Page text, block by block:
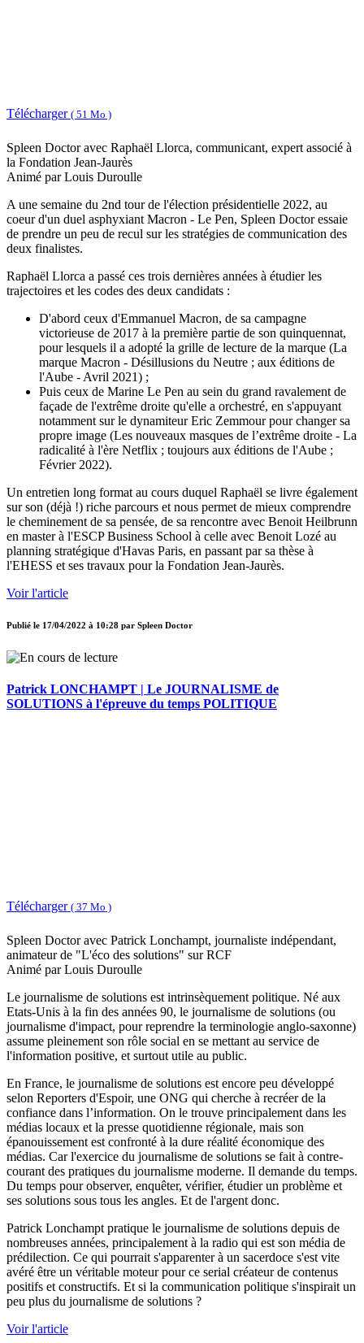
Télécharger ( 51 Mo )
Spleen Doctor avec Raphaël Llorca, communicant, expert associé à
la Fondation Jean-Jaurès
Animé par Louis Duroulle
A une semaine du 2nd tour de l'élection présidentielle 2022, au
coeur d'un duel asphyxiant Macron - Le Pen, Spleen Doctor essaie
de prendre un peu de recul sur les stratégies de communication des
deux finalistes.
Raphaël Llorca a passé ces trois dernières années à étudier les
trajectoires et les codes des deux candidats :
D'abord ceux d'Emmanuel Macron, de sa campagne
victorieuse de 2017 à la première partie de son quinquennat,
pour lesquels il a adopté la grille de lecture de la marque (La
marque Macron - Désillusions du Neutre ; aux éditions de
l'Aube - Avril 2021) ;
Puis ceux de Marine Le Pen au sein du grand ravalement de
façade de l'extrême droite qu'elle a orchestré, en s'appuyant
notamment sur le dynamiteur Eric Zemmour pour changer sa
propre image (Les nouveaux masques de l’extrême droite - La
radicalité à l'ère Netflix ; toujours aux éditions de l'Aube ;
Février 2022).
Un entretien long format au cours duquel Raphaël se livre également
sur son (déjà !) riche parcours et nous permet de mieux comprendre
le cheminement de sa pensée, de sa rencontre avec Benoit Heilbrunn
en master à l'ESCP Business School à celle avec Benoit Lozé au
planning stratégique d'Havas Paris, en passant par sa thèse à
l'EHESS et ses travaux pour la Fondation Jean-Jaurès.
Voir l'article
Publié le 17/04/2022 à 10:28 par Spleen Doctor
Patrick LONCHAMPT | Le JOURNALISME de
SOLUTIONS à l'épreuve du temps POLITIQUE
Télécharger ( 37 Mo )
Spleen Doctor avec Patrick Lonchampt, journaliste indépendant,
animateur de "L'éco des solutions" sur RCF
Animé par Louis Duroulle
Le journalisme de solutions est intrinsèquement politique. Né aux
Etats-Unis à la fin des années 90, le journalisme de solutions (ou
journalisme d'impact, pour reprendre la terminologie anglo-saxonne)
assume pleinement son rôle social en se mettant au service de
l'information positive, et surtout utile au public.
En France, le journalisme de solutions est encore peu développé
selon Reporters d'Espoir, une ONG qui cherche à recréer de la
confiance dans l’information. On le trouve principalement dans les
médias locaux et la presse quotidienne régionale, mais son
épanouissement est confronté à la dure réalité économique des
médias. Car l'exercice du journalisme de solutions se fait à contre-
courant des pratiques du journalisme moderne. Il demande du temps.
Du temps pour observer, enquêter, vérifier, étudier un problème et
ses solutions sous tous les angles. Et de l'argent donc.
Patrick Lonchampt pratique le journalisme de solutions depuis de
nombreuses années, principalement à la radio qui est son média de
prédilection. Ce qui pourrait s'apparenter à un sacerdoce s'est vite
avéré être un véritable moteur pour ce serial créateur de contenus
positifs et constructifs. Et si la communication politique s'inspirait un
peu plus du journalisme de solutions ?
Voir l'article